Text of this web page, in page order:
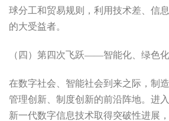
球分工和贸易规则，利用技术差、信
的大受益者。
（四）第四次飞跃——智能化、绿色
在数字社会、智能社会到来之际，制
管理创新、制度创新的前沿阵地。进
新一代数字信息技术取得突破性进展